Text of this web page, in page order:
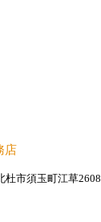
店
杜市須玉町江草2608